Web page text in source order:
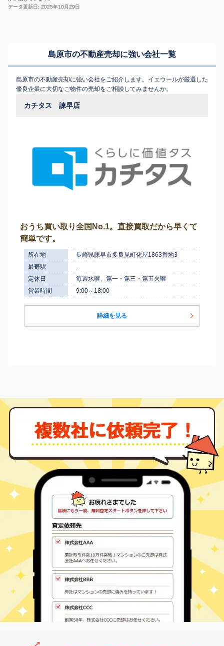
データ更新日: 2025年10月29日
島原市の不動産売却に強い会社一覧
島原市の不動産売却に強い会社をご紹介します。イエウールが厳選した
優良企業に大切なご物件の売却をご相談してみませんか。
カチタス 諫早店
おうち買い取り全国No.1。直接買取だから早くて
簡単です。
所在地
長崎県諫早市多良見町化屋1863番地3
最寄駅
-
定休日
毎週水曜、第一・第三・第五火曜
営業時間
9:00～18:00
詳細を見る